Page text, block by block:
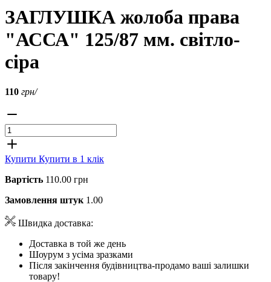
ЗАГЛУШКА жолоба права
"АССА" 125/87 мм. світло-
сіра
110 грн/
Купити Купити в 1 клік
Вартість 110.00 грн
Замовлення штук 1.00
Швидка доставка:
Доставка в той же день
Шоурум з усіма зразками
Після закінчення будівництва-продамо ваші залишки
товару!